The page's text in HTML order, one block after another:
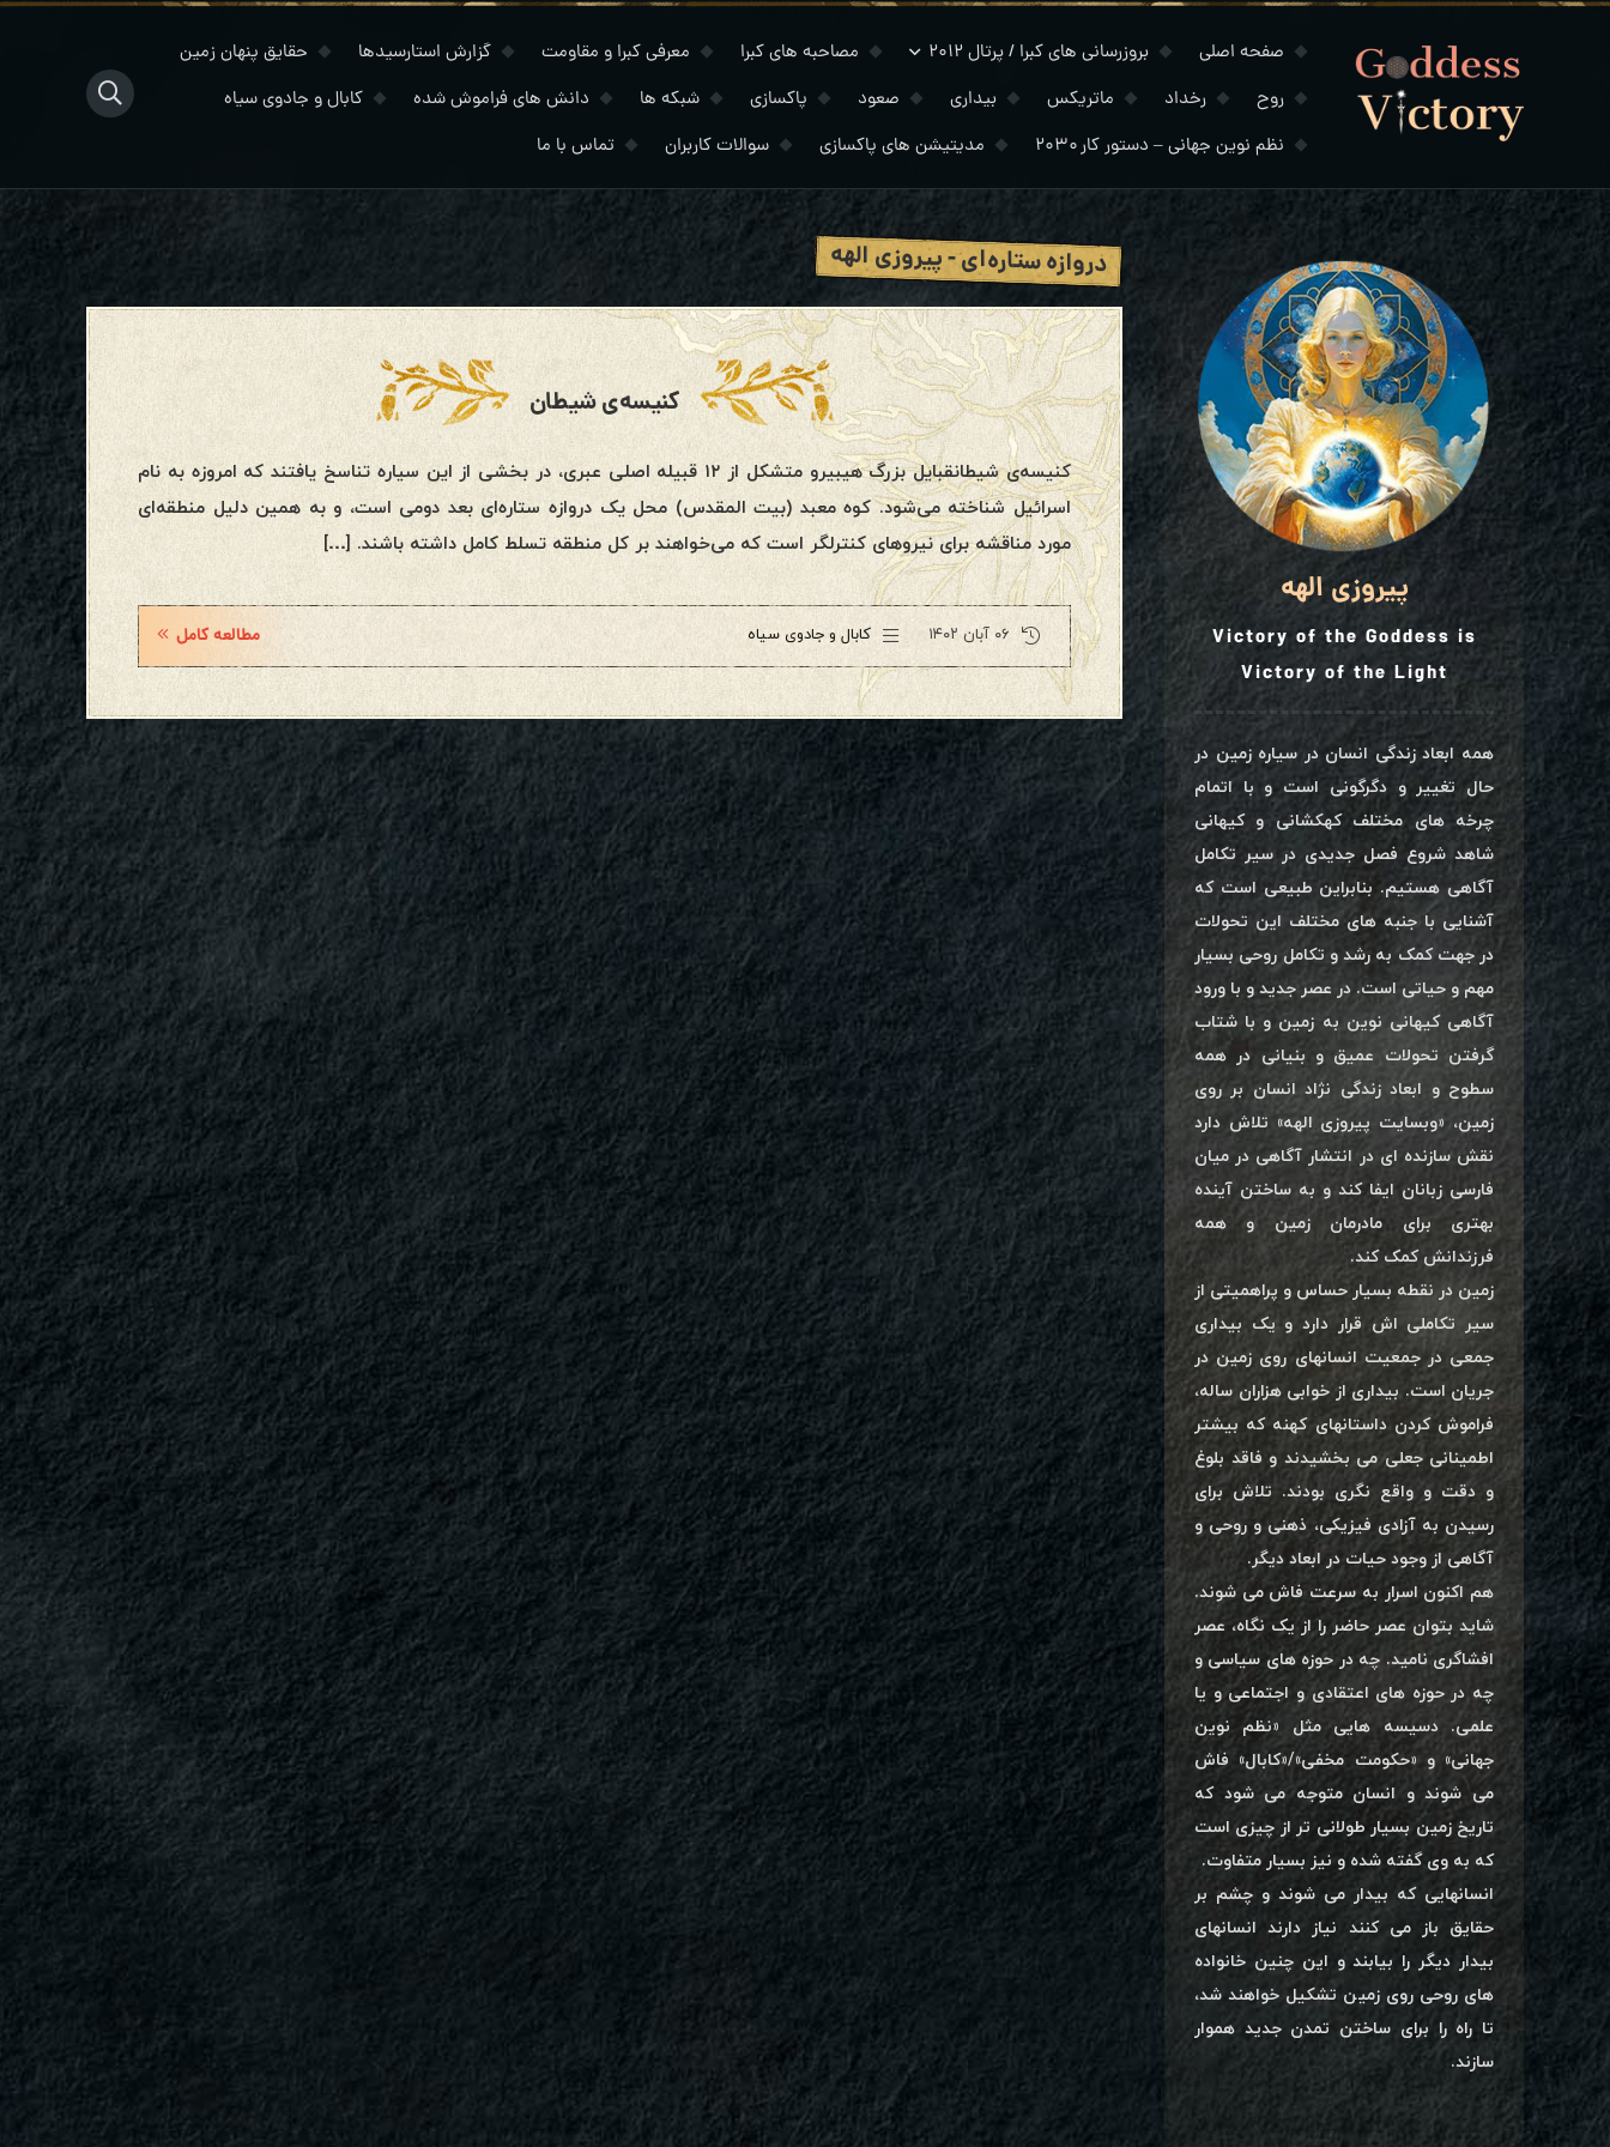
صفحه اصلی بروزرسانی های کبرا / پرتال ۲۰۱۲ مصاحبه های کبرا معرفی کبرا و مقاومت گزارش استارسیدها
حقایق پنهان زمین
روح
رخداد ماتریکس بیداری صعود پاکسازی شبکه ها دانش های فراموش شده
کابال و جادوی سیاه
نظم نوین جهانی – دستور کار ۲۰۳۰
مدیتیشن های پاکسازی سوالات کاربران تماس با ما
دروازه ستاره‌ای - پیروزی الهه
کنیسه‌ی شیطان
کنیسه‌ی شیطانقبایل بزرگ هیبیرو متشکل از ۱۲ قبیله اصلی عبری، در بخشی از این سیاره تناسخ یافتند که امروزه به نام
اسرائیل شناخته می‌شود. کوه معبد (بیت المقدس) محل یک دروازه ستاره‌ای بعد دومی است، و به همین دلیل منطقه‌ای
مورد مناقشه برای نیروهای کنترلگر است که می‌خواهند بر کل منطقه تسلط کامل داشته باشند. […]
۰۶ آبان ۱۴۰۲ کابال و جادوی سیاه مطالعه کامل
پیروزی الهه
Victory of the Goddess is
Victory of the Light
همه ابعاد زندگی انسان در سیاره زمین در
حال تغییر و دگرگونی است و با اتمام
چرخه های مختلف کهکشانی و کیهانی
شاهد شروع فصل جدیدی در سیر تکامل
آگاهی هستیم. بنابراین طبیعی است که
آشنایی با جنبه های مختلف این تحولات
در جهت کمک به رشد و تکامل روحی بسیار
مهم و حیاتی است. در عصر جدید و با ورود
آگاهی کیهانی نوین به زمین و با شتاب
گرفتن تحولات عمیق و بنیانی در همه
سطوح و ابعاد زندگی نژاد انسان بر روی
زمین، «وبسایت پیروزی الهه» تلاش دارد
نقش سازنده ای در انتشار آگاهی در میان
فارسی زبانان ایفا کند و به ساختن آینده
بهتری برای مادرمان زمین و همه
فرزندانش کمک کند.
زمین در نقطه بسیار حساس و پراهمیتی از
سیر تکاملی اش قرار دارد و یک بیداری
جمعی در جمعیت انسانهای روی زمین در
جریان است. بیداری از خوابی هزاران ساله،
فراموش کردن داستانهای کهنه که بیشتر
اطمینانی جعلی می بخشیدند و فاقد بلوغ
و دقت و واقع نگری بودند. تلاش برای
رسیدن به آزادی فیزیکی، ذهنی و روحی و
آگاهی از وجود حیات در ابعاد دیگر.
هم اکنون اسرار به سرعت فاش می شوند.
شاید بتوان عصر حاضر را از یک نگاه، عصر
افشاگری نامید. چه در حوزه های سیاسی و
چه در حوزه های اعتقادی و اجتماعی و یا
علمی. دسیسه هایی مثل «نظم نوین
جهانی» و «حکومت مخفی»/«کابال» فاش
می شوند و انسان متوجه می شود که
تاریخ زمین بسیار طولانی تر از چیزی است
که به وی گفته شده و نیز بسیار متفاوت.
انسانهایی که بیدار می شوند و چشم بر
حقایق باز می کنند نیاز دارند انسانهای
بیدار دیگر را بیابند و این چنین خانواده
های روحی روی زمین تشکیل خواهند شد،
تا راه را برای ساختن تمدن جدید هموار
سازند.